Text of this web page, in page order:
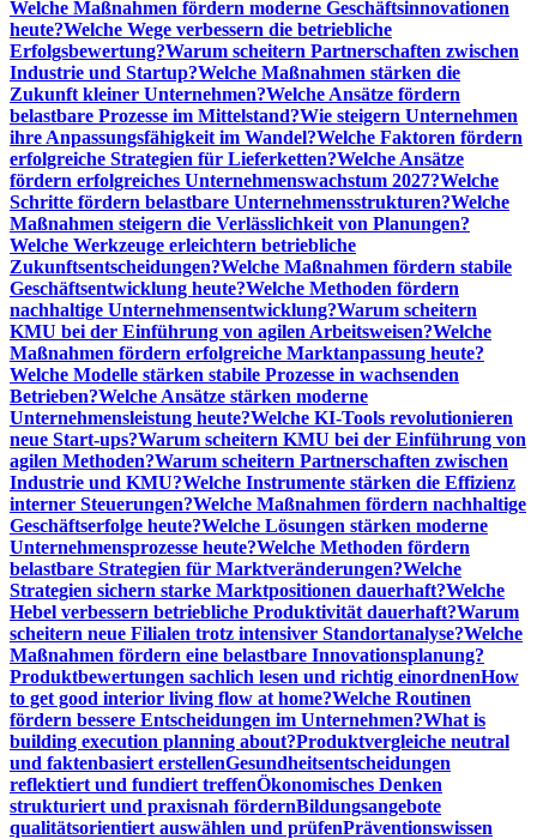
Welche Maßnahmen fördern moderne Geschäftsinnovationen
heute?Welche Wege verbessern die betriebliche
Erfolgsbewertung?Warum scheitern Partnerschaften zwischen
Industrie und Startup?Welche Maßnahmen stärken die
Zukunft kleiner Unternehmen?Welche Ansätze fördern
belastbare Prozesse im Mittelstand?Wie steigern Unternehmen
ihre Anpassungsfähigkeit im Wandel?Welche Faktoren fördern
erfolgreiche Strategien für Lieferketten?Welche Ansätze
fördern erfolgreiches Unternehmenswachstum 2027?Welche
Schritte fördern belastbare Unternehmensstrukturen?Welche
Maßnahmen steigern die Verlässlichkeit von Planungen?
Welche Werkzeuge erleichtern betriebliche
Zukunftsentscheidungen?Welche Maßnahmen fördern stabile
Geschäftsentwicklung heute?Welche Methoden fördern
nachhaltige Unternehmensentwicklung?Warum scheitern
KMU bei der Einführung von agilen Arbeitsweisen?Welche
Maßnahmen fördern erfolgreiche Marktanpassung heute?
Welche Modelle stärken stabile Prozesse in wachsenden
Betrieben?Welche Ansätze stärken moderne
Unternehmensleistung heute?Welche KI-Tools revolutionieren
neue Start-ups?Warum scheitern KMU bei der Einführung von
agilen Methoden?Warum scheitern Partnerschaften zwischen
Industrie und KMU?Welche Instrumente stärken die Effizienz
interner Steuerungen?Welche Maßnahmen fördern nachhaltige
Geschäftserfolge heute?Welche Lösungen stärken moderne
Unternehmensprozesse heute?Welche Methoden fördern
belastbare Strategien für Marktveränderungen?Welche
Strategien sichern starke Marktpositionen dauerhaft?Welche
Hebel verbessern betriebliche Produktivität dauerhaft?Warum
scheitern neue Filialen trotz intensiver Standortanalyse?Welche
Maßnahmen fördern eine belastbare Innovationsplanung?
Produktbewertungen sachlich lesen und richtig einordnenHow
to get good interior living flow at home?Welche Routinen
fördern bessere Entscheidungen im Unternehmen?What is
building execution planning about?Produktvergleiche neutral
und faktenbasiert erstellenGesundheitsentscheidungen
reflektiert und fundiert treffenÖkonomisches Denken
strukturiert und praxisnah fördernBildungsangebote
qualitätsorientiert auswählen und prüfenPräventionswissen